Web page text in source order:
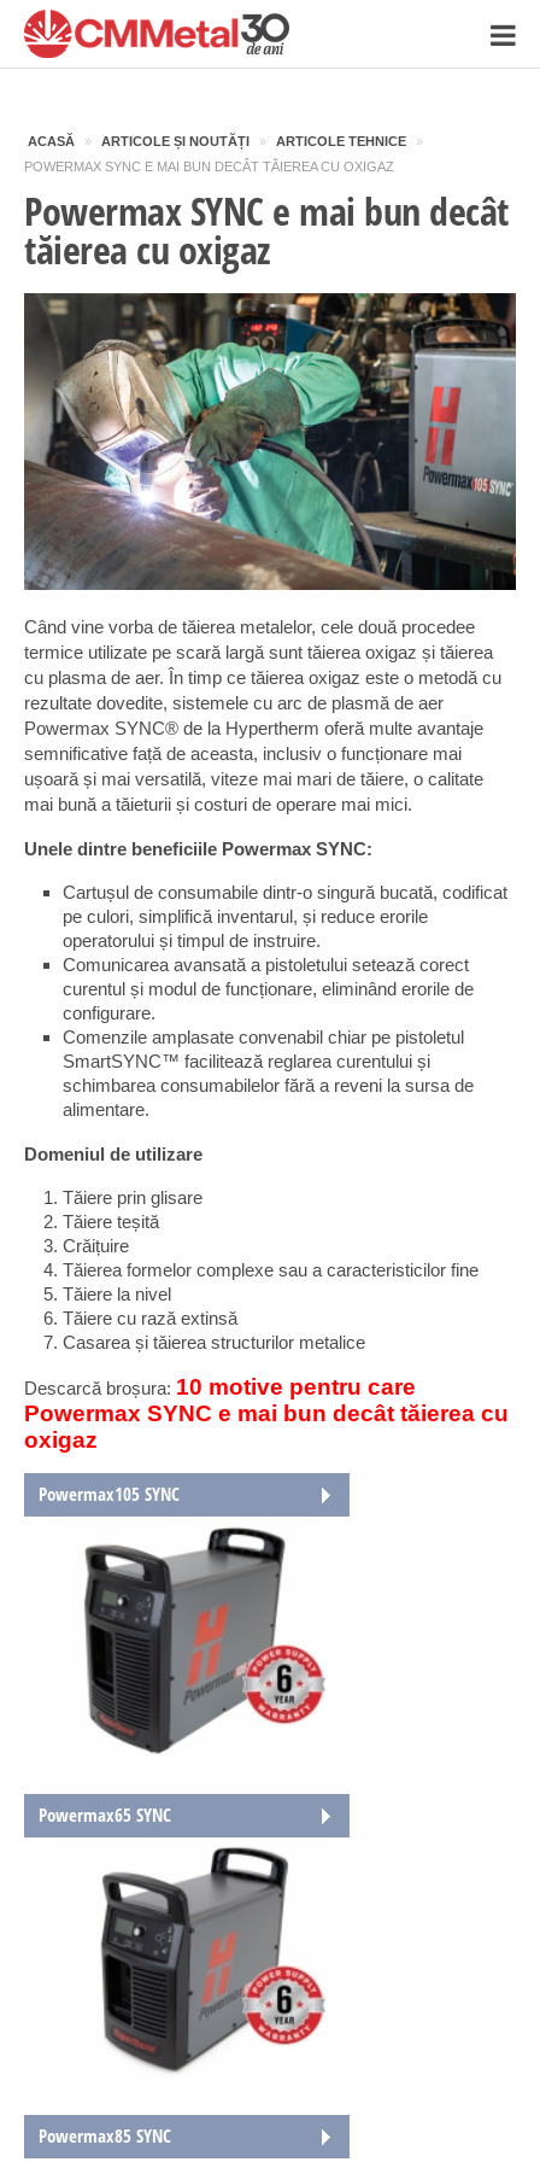
ACASĂ » ARTICOLE ȘI NOUTĂȚI » ARTICOLE TEHNICE
»
POWERMAX SYNC E MAI BUN DECÂT TĂIEREA CU OXIGAZ
Powermax SYNC e mai bun decât
tăierea cu oxigaz
Când vine vorba de tăierea metalelor, cele două procedee
termice utilizate pe scară largă sunt tăierea oxigaz și tăierea
cu plasma de aer. În timp ce tăierea oxigaz este o metodă cu
rezultate dovedite, sistemele cu arc de plasmă de aer
Powermax SYNC® de la Hypertherm oferă multe avantaje
semnificative față de aceasta, inclusiv o funcționare mai
ușoară și mai versatilă, viteze mai mari de tăiere, o calitate
mai bună a tăieturii și costuri de operare mai mici.
Unele dintre beneficiile Powermax SYNC:
Cartușul de consumabile dintr-o singură bucată, codificat
pe culori, simplifică inventarul, și reduce erorile
operatorului și timpul de instruire.
Comunicarea avansată a pistoletului setează corect
curentul și modul de funcționare, eliminând erorile de
configurare.
Comenzile amplasate convenabil chiar pe pistoletul
SmartSYNC™ facilitează reglarea curentului și
schimbarea consumabilelor fără a reveni la sursa de
alimentare.
Domeniul de utilizare
Tăiere prin glisare
Tăiere teșită
Crăițuire
Tăierea formelor complexe sau a caracteristicilor fine
Tăiere la nivel
Tăiere cu rază extinsă
Casarea și tăierea structurilor metalice
Descarcă broșura: 10 motive pentru care
Powermax SYNC e mai bun decât tăierea cu
oxigaz
Powermax105 SYNC
Powermax65 SYNC
Powermax85 SYNC